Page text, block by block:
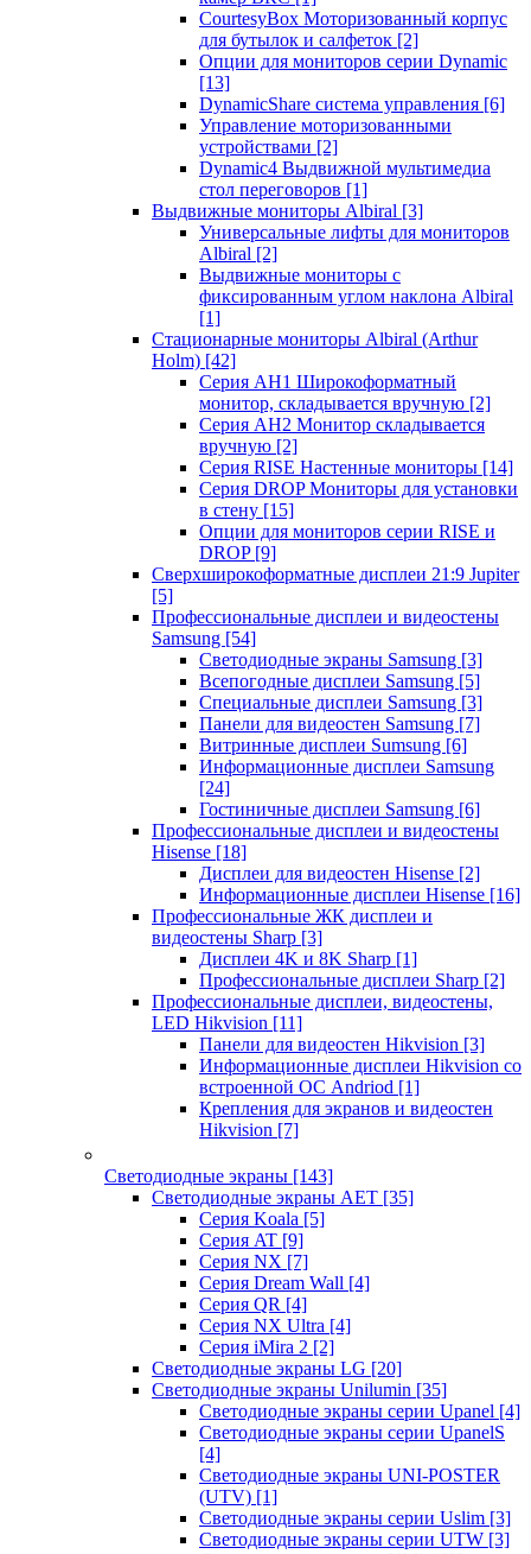
CourtesyBox Моторизованный корпус
для бутылок и салфеток [2]
Опции для мониторов серии Dynamic
[13]
DynamicShare система управления [6]
Управление моторизованными
устройствами [2]
Dynamic4 Выдвижной мультимедиа
стол переговоров [1]
Выдвижные мониторы Albiral [3]
Универсальные лифты для мониторов
Albiral [2]
Выдвижные мониторы с
фиксированным углом наклона Albiral
[1]
Стационарные мониторы Albiral (Arthur
Holm) [42]
Серия AH1 Широкоформатный
монитор, складывается вручную [2]
Серия AH2 Монитор складывается
вручную [2]
Серия RISE Настенные мониторы [14]
Серия DROP Мониторы для установки
в стену [15]
Опции для мониторов серии RISE и
DROP [9]
Сверхширокоформатные дисплеи 21:9 Jupiter
[5]
Профессиональные дисплеи и видеостены
Samsung [54]
Светодиодные экраны Samsung [3]
Всепогодные дисплеи Samsung [5]
Специальные дисплеи Samsung [3]
Панели для видеостен Samsung [7]
Витринные дисплеи Sumsung [6]
Информационные дисплеи Samsung
[24]
Гостиничные дисплеи Samsung [6]
Профессиональные дисплеи и видеостены
Hisense [18]
Дисплеи для видеостен Hisense [2]
Информационные дисплеи Hisense [16]
Профессиональные ЖК дисплеи и
видеостены Sharp [3]
Дисплеи 4K и 8K Sharp [1]
Профессиональные дисплеи Sharp [2]
Профессиональные дисплеи, видеостены,
LED Hikvision [11]
Панели для видеостен Hikvision [3]
Информационные дисплеи Hikvision со
встроенной ОС Andriod [1]
Крепления для экранов и видеостен
Hikvision [7]
Светодиодные экраны [143]
Светодиодные экраны AET [35]
Cерия Koala [5]
Серия AT [9]
Серия NX [7]
Серия Dream Wall [4]
Серия QR [4]
Серия NX Ultra [4]
Серия iMira 2 [2]
Светодиодные экраны LG [20]
Светодиодные экраны Unilumin [35]
Светодиодные экраны серии Upanel [4]
Светодиодные экраны серии UpanelS
[4]
Светодиодные экраны UNI-POSTER
(UTV) [1]
Светодиодные экраны серии Uslim [3]
Светодиодные экраны серии UTW [3]